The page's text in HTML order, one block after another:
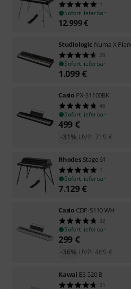
1
Sofort lieferbar
12.999€
Studiologic Numa X
29
Sofort lieferbar
1.099€
Casio PX-S1100BK
46
Sofort lieferbar
499 €
UVP: 719 €
-31%
Rhodes Stage 61
1
Sofort lieferbar
7.129€
Casio CDP-S110 WH
32
Sofort lieferbar
299 €
UVP: 469 €
-36%
Kawai ES-520 B
21